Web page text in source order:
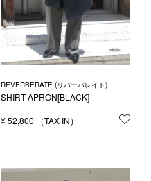
REVERBERATE (リバーバレイト)
SHIRT APRON[BLACK]
¥52,800